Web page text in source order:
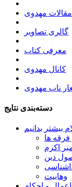
مقالات مهدوی
گالری تصاویر
معرفی کتاب
کانال مهدوی
ناب مهدوی
دسته‌بندی نتایج
بیشتر بدانیم
فرقه ها
اکرم
دین
وهابیت